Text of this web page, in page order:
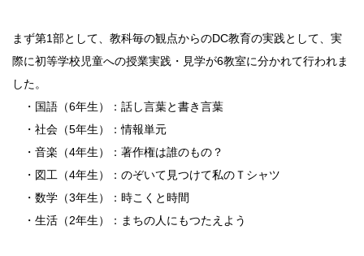
まず第1部として、教科毎の観点からのDC教育の実践として、実
際に初等学校児童への授業実践・見学が6教室に分かれて行われま
した。
・国語（6年生）：話し言葉と書き言葉
・社会（5年生）：情報単元
・音楽（4年生）：著作権は誰のもの？
・図工（4年生）：のぞいて見つけて私のＴシャツ
・数学（3年生）：時こくと時間
・生活（2年生）：まちの人にもつたえよう